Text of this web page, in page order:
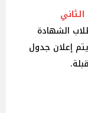
الشهادة
على أن يتم إعلان جدول